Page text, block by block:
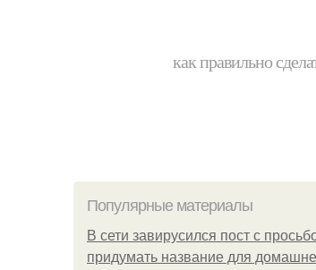
как правильно
Популярные материалы
В сети завирусился пост с
придумать название для